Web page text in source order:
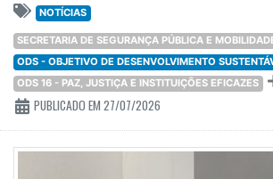
NOTÍCIAS
SECRETARIA DE SEGURANÇA PÚBLICA E
ODS - OBJETIVO DE DESENVOLVIMENTO
ODS 16 - PAZ, JUSTIÇA E INSTITUIÇÕES EFICAZES
PUBLICADO EM 27/07/2026